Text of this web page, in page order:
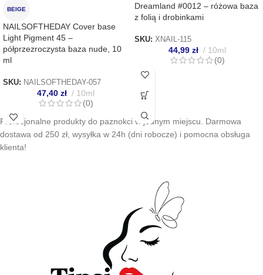
BEIGE
NAILSOFTHEDAY Cover base
Light Pigment 45 –
półprzezroczysta baza nude, 10
ml
SKU: NAILSOFTHEDAY-057
47,40 zł
10ml
(0)
Dreamland #0012 – różowa baza
z folią i drobinkami
SKU: XNAIL-115
44,99 zł
10ml
(0)
Profesjonalne produkty do paznokci w jednym miejscu. Darmowa
dostawa od 250 zł, wysyłka w 24h (dni robocze) i pomocna obsługa
klienta!